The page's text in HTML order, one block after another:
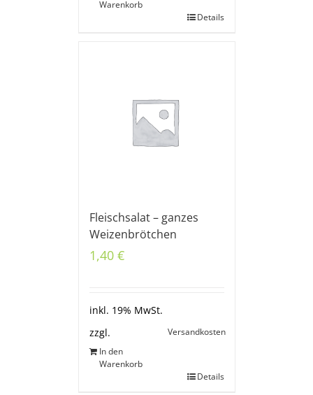
Warenkorb
Details
Fleischsalat – ganzes
Weizenbrötchen
1,40 €
inkl. 19% MwSt.
zzgl.
Versandkosten
In den
Warenkorb
Details